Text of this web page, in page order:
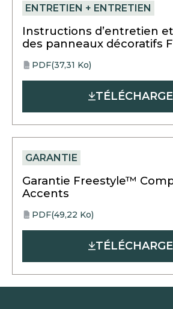
ENTRETIEN + ENTRETIEN
Instructions d’entretien
des panneaux décoratifs
PDF PDF(37,31 Ko)
opens
in
GARANTIE
Garantie Freestyle™
Accents
PDF PDF(49,22 Ko)
opens
in